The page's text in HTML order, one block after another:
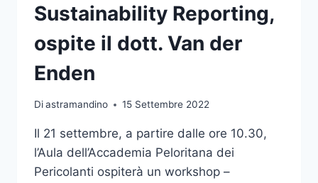
PROFESSIONI
SANITARIE
Sustainability Reporting,
ospite il dott. Van der
Enden
Diastramandino 15 Settembre 2022
Il 21 settembre, a partire dalle ore 10.30,
l’Aula dell’Accademia Peloritana dei
Pericolanti ospiterà un workshop –